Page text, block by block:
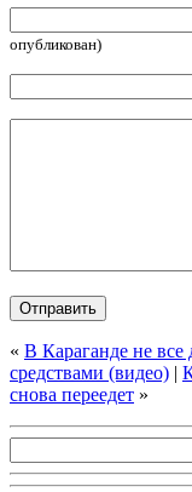
опубликован)
« В Караганде не
средствами (видео) |
снова переедет »